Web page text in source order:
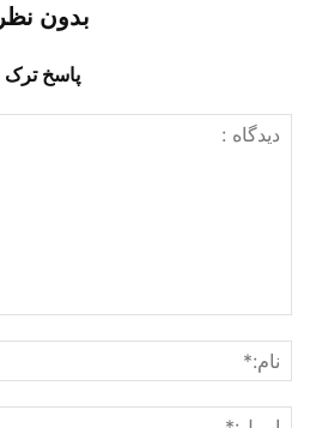
بدون نظر
پاسخ ترک